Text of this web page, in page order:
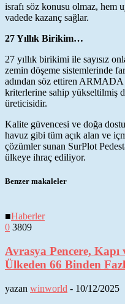
israfı söz konusu olmaz, hem
vadede kazanç sağlar.
27 Yıllık Birikim…
27 yıllık birikimi ile sayısız
zemin döşeme sistemlerinde
adından söz ettiren
kriterlerine sahip yükseltilmiş
üreticisidir.
Kalite güvencesi ve doğa
havuz gibi tüm açık alan ve
çözümler sunan SurPlot
ülkeye ihraç ediliyor.
Benzer makaleler
■Haberler
0 3809
Avrasya Pencere,
Ülkeden 66 Binden
yazan winworld - 10/12/2025